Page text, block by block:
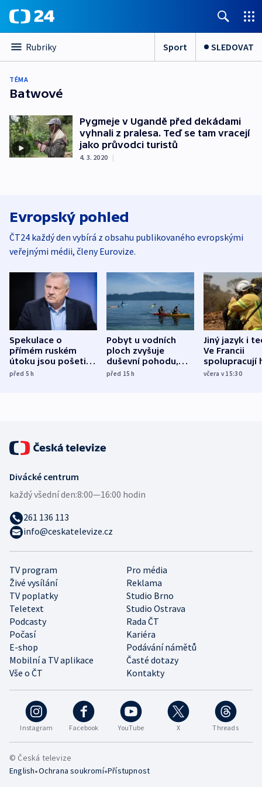
Rubriky Sport SLEDOVAT
TÉMA
Batwové
Pygmeje v Ugandě před dekádami
vyhnali z pralesa. Teď se tam vracejí
jako průvodci turistů
4. 3. 2020 |
Evropský pohled
ČT24 každý den vybírá z obsahu publikovaného evropskými
veřejnými médii, členy Eurovize.
Spekulace o
přímém ruském
útoku jsou pošetilé,
míní estonský
před 5h
Pobyt u vodních
ploch zvyšuje
duševní pohodu,
ukázala
před 15h
Jiný jazyk i
Ve Francii
spolupracují
různých zemí
včera v 15:30
Instagram Facebook YouTube X Threads
TV program
Pro média
Živé vysílání
Reklama
TV poplatky
Studio Brno
Teletext
Studio Ostrava
Podcasty
Rada ČT
Počasí
Kariéra
E-shop
Podávání námětů
Mobilní a TV aplikace
Časté dotazy
Vše o ČT
Kontakty
Divácké centrum
každý všední den:8:00—16:00 hodin
261 136 113
info@ceskatelevize.cz
© Česká televize
English•Ochrana soukromí•Přístupnost